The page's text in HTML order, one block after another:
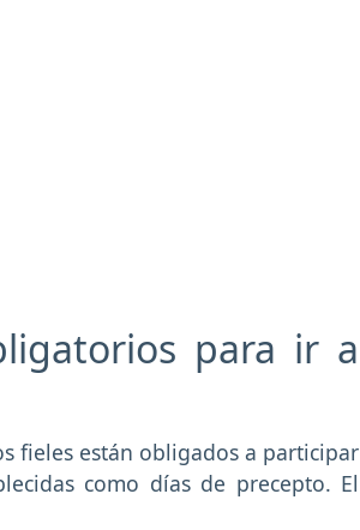
para ir a
fieles están obligados a participar
como días de precepto. El